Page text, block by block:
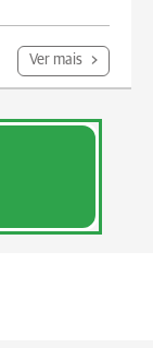
Ver mais